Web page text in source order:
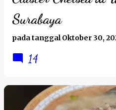
Surabaya
pada tanggalOktober 30,
14